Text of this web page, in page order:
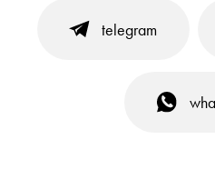
telegram